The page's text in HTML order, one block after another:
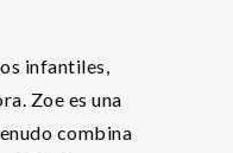
infantiles,
Zoe es una
combina